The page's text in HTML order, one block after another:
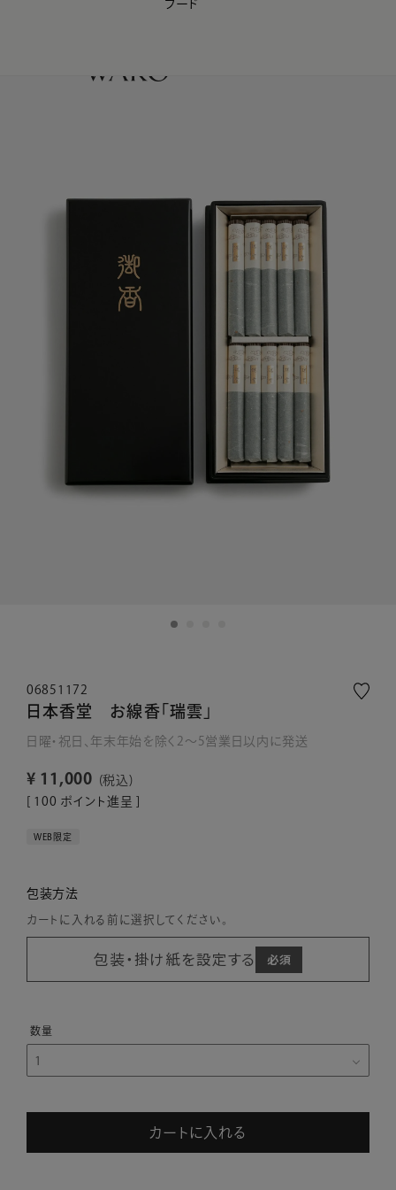
【会員様限定】夏のプレゼントキャンペーン開催中
フード
06851172
日本香堂 お線香「瑞雲」
日曜・祝日、年末年始を除く2～5営業日以内に発送
¥ 11,000
税込
100 ポイント進呈 ]
WEB限定
包装方法
カートに入れる前に選択してください。
包装・掛け紙を設定する
カートに入れる